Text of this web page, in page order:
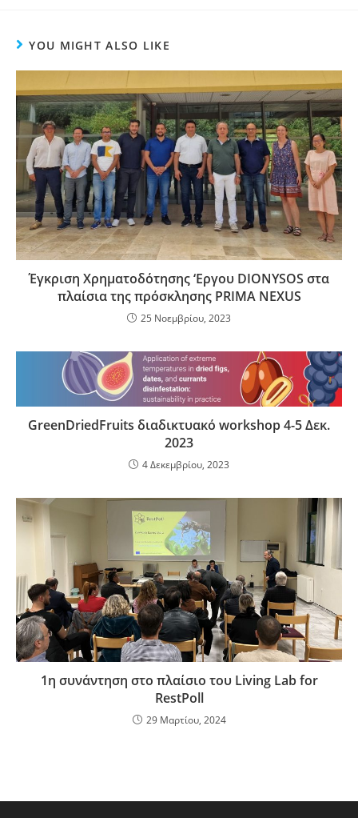
YOU MIGHT ALSO LIKE
Έγκριση Χρηματοδότησης ‘Εργου DIONYSOS στα
πλαίσια της πρόσκλησης PRIMA NEXUS
25 Νοεμβρίου, 2023
GreenDriedFruits διαδικτυακό workshop 4-5 Δεκ.
2023
4 Δεκεμβρίου, 2023
1η συνάντηση στο πλαίσιο του Living Lab for
RestPoll
29 Μαρτίου, 2024